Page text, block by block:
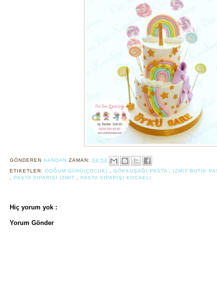
GÖNDEREN HANDAN ZAMAN: 04:54
ETIKETLER: DOĞUM GÜNÜ(ÇOCUK) GÖKKUŞAĞI PASTA
IZMIT BUTIK
PASTA SIPARIŞI IZMIT PASTA SIPARIŞI KOCAELI
Hiç yorum yok :
Yorum Gönder